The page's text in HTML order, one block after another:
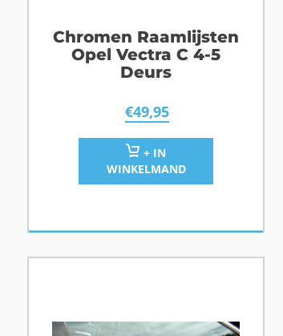
Chromen Raamlijsten
Opel Vectra C 4-5
Deurs
€49,95
+ IN
WINKELMAND